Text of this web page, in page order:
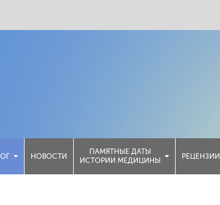
НОВОСТИ
ПАМЯТНЫЕ ДАТЫ
ИСТОРИИ МЕДИЦИНЫ
РЕЦЕНЗИИ